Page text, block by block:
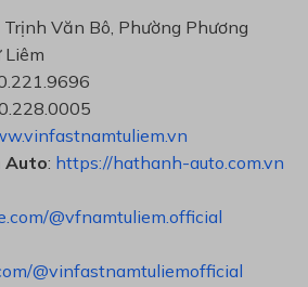
Văn Bô, Phường Phương
Liêm
Auto: https://hathanh-auto.com.vn
@vfnamtuliem.official
@vinfastnamtuliemofficial